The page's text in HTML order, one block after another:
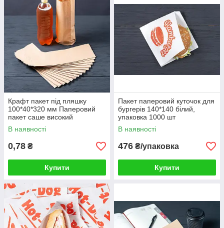
Крафт пакет під пляшку
100*40*320 мм Паперовий
пакет саше високий
фасувальний
В наявності
0,78 ₴
Купити
Пакет паперовий куточок для
бургерів 140*140 білий,
упаковка 1000 шт
В наявності
476 ₴/упаковка
Купити